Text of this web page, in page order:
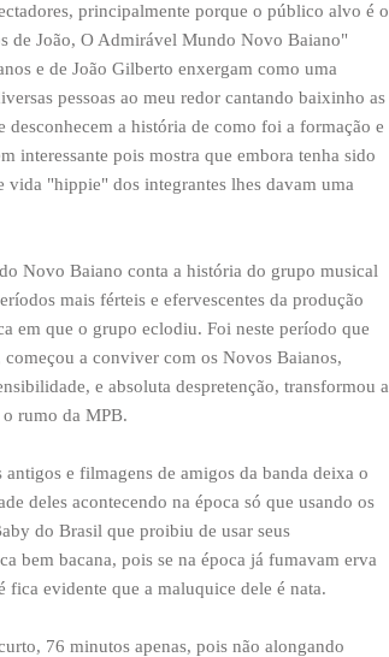
principalmente porque o público alvo é o
de João, O Admirável Mundo Novo Baiano"
e de João Gilberto enxergam como uma
pessoas ao meu redor cantando baixinho as
desconhecem a história de como foi a formação e
interessante pois mostra que embora tenha sido
"hippie" dos integrantes lhes davam uma
Novo Baiano conta a história do grupo musical
mais férteis e efervescentes da produção
em que o grupo eclodiu. Foi neste período que
a conviver com os Novos Baianos,
e absoluta despretenção, transformou a
rumo da MPB.
e filmagens de amigos da banda deixa o
deles acontecendo na época só que usando os
do Brasil que proibiu de usar seus
bem bacana, pois se na época já fumavam erva
evidente que a maluquice dele é nata.
76 minutos apenas, pois não alongando